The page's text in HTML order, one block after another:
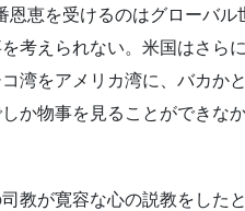
恩恵を受けるのはグローバ
考えられない。米国はさら
湾をアメリカ湾に、バカか
か物事を見ることができな
教が寛容な心の説教をした